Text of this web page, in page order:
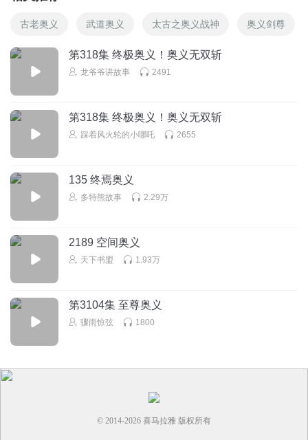
古老奥义 武道奥义 太古之奥义战神 奥义剑尊
第318集 终极奥义！奥义无双斩
龙爷爷讲故事 2491
第318集 终极奥义！奥义无双斩
踩着风火轮的小哪吒 2655
135 终焉奥义
多特熊故事 2.29万
2189 空间奥义
天下书盟 1.93万
第3104集 至尊奥义
骤雨惊弦 1800
© 2014-2026 喜马拉雅 版权所有